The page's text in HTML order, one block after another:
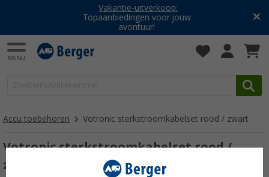
Vakantie-uitverkoop:
Topaanbiedingen voor jouw
avontuur!
Accu toebehoren Votronic sterkstroomkabelset rood / zwart
Votronic sterkstroomkabelset rood /
zwart voor omvormer 25 mm² 1 m lang